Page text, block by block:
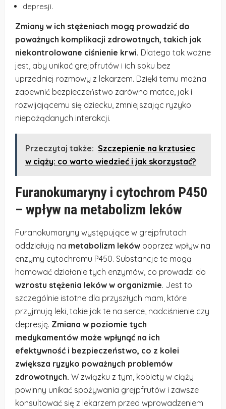
depresji.
Zmiany w ich stężeniach mogą prowadzić do
poważnych komplikacji zdrowotnych, takich jak
niekontrolowane ciśnienie krwi. Dlatego tak ważne
jest, aby unikać grejpfrutów i ich soku bez
uprzedniej rozmowy z lekarzem. Dzięki temu można
zapewnić bezpieczeństwo zarówno matce, jak i
rozwijającemu się dziecku, zmniejszając ryzyko
niepożądanych interakcji.
Przeczytaj także: Szczepienie na krztusiec
w ciąży: co warto wiedzieć i jak skorzystać?
Furanokumaryny i cytochrom P450
– wpływ na metabolizm leków
Furanokumaryny występujące w grejpfrutach
oddziałują na metabolizm leków poprzez wpływ na
enzymy cytochromu P450. Substancje te mogą
hamować działanie tych enzymów, co prowadzi do
wzrostu stężenia leków w organizmie. Jest to
szczególnie istotne dla przyszłych mam, które
przyjmują leki, takie jak te na serce, nadciśnienie czy
depresję. Zmiana w poziomie tych
medykamentów może wpłynąć na ich
efektywność i bezpieczeństwo, co z kolei
zwiększa ryzyko poważnych problemów
zdrowotnych. W związku z tym, kobiety w ciąży
powinny unikać spożywania grejpfrutów i zawsze
konsultować się z lekarzem przed wprowadzeniem